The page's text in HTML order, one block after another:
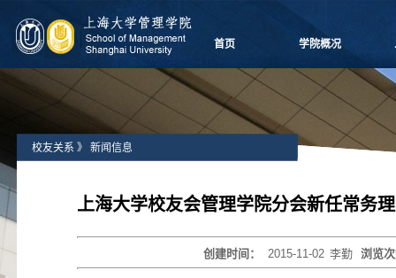
首页 学院概况
学院愿景
院长致辞
学院介绍
党群组织
学院制度
学院视频
校友关系 》 新闻信息
上海大学校友会管理学院分会新任常务
创建时间： 2015-11-02 李勤 浏览